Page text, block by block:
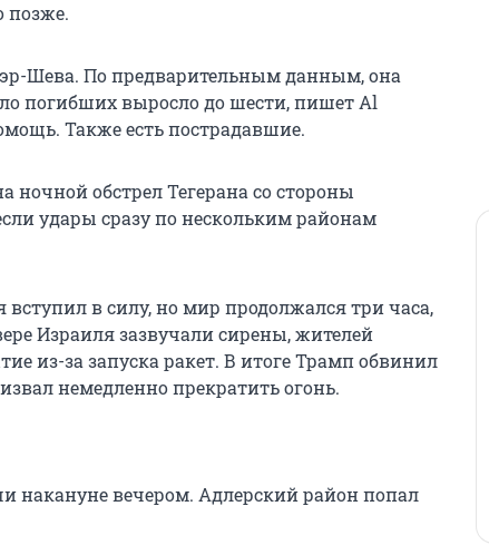
позже.
Шева. По предварительным данным, она
погибших выросло до шести, пишет Al
Также есть пострадавшие.
ночной обстрел Тегерана со стороны
удары сразу по нескольким районам
в силу, но мир продолжался три часа,
Израиля зазвучали сирены, жителей
из-за запуска ракет. В итоге Трамп обвинил
немедленно прекратить огонь.
вечером. Адлерский район попал